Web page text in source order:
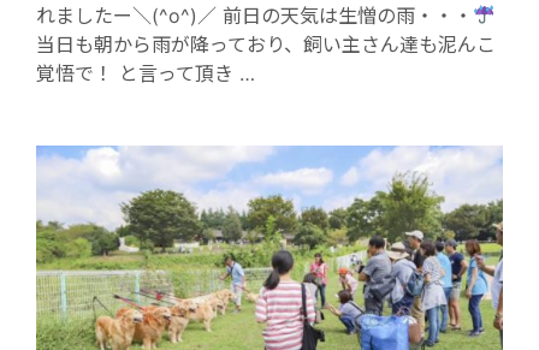
れましたー＼(^o^)／ 前日の天気は生憎の雨・・・
当日も朝から雨が降っており、飼い主さん達も泥んこ
覚悟で！ と言って頂き …